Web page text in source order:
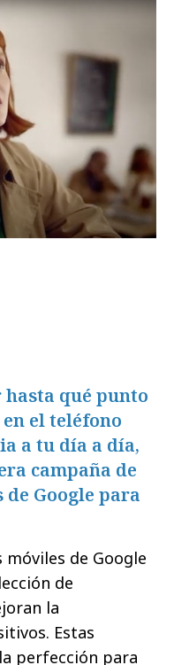
qué punto
el teléfono
a tu día a día,
campaña de
Google para
móviles de Google
de
la
Estas
perfección para